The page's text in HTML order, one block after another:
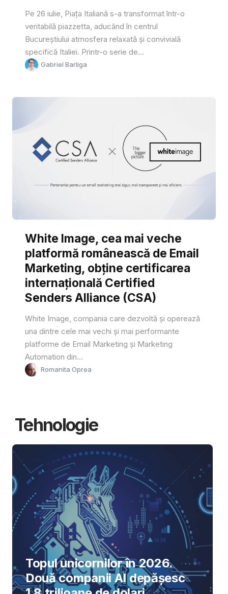
Pe 26 iulie, Piața Italiană s-a transformat într-o
veritabilă piazzetta, aducând în centrul
Bucureștiului atmosfera relaxată și convivială
specifică Italiei. Printr-o serie de...
Gabriel Barliga
White Image, cea mai veche
platformă românească de Email
Marketing, obține certificarea
internațională Certified
Senders Alliance (CSA)
White Image, compania care dezvoltă și operează
una dintre cele mai vechi și mai performante
platforme de Email Marketing și Marketing
Automation din...
Romanita Oprea
Tehnologie
Topul unicornilor în 2026.
Două companii AI depășesc